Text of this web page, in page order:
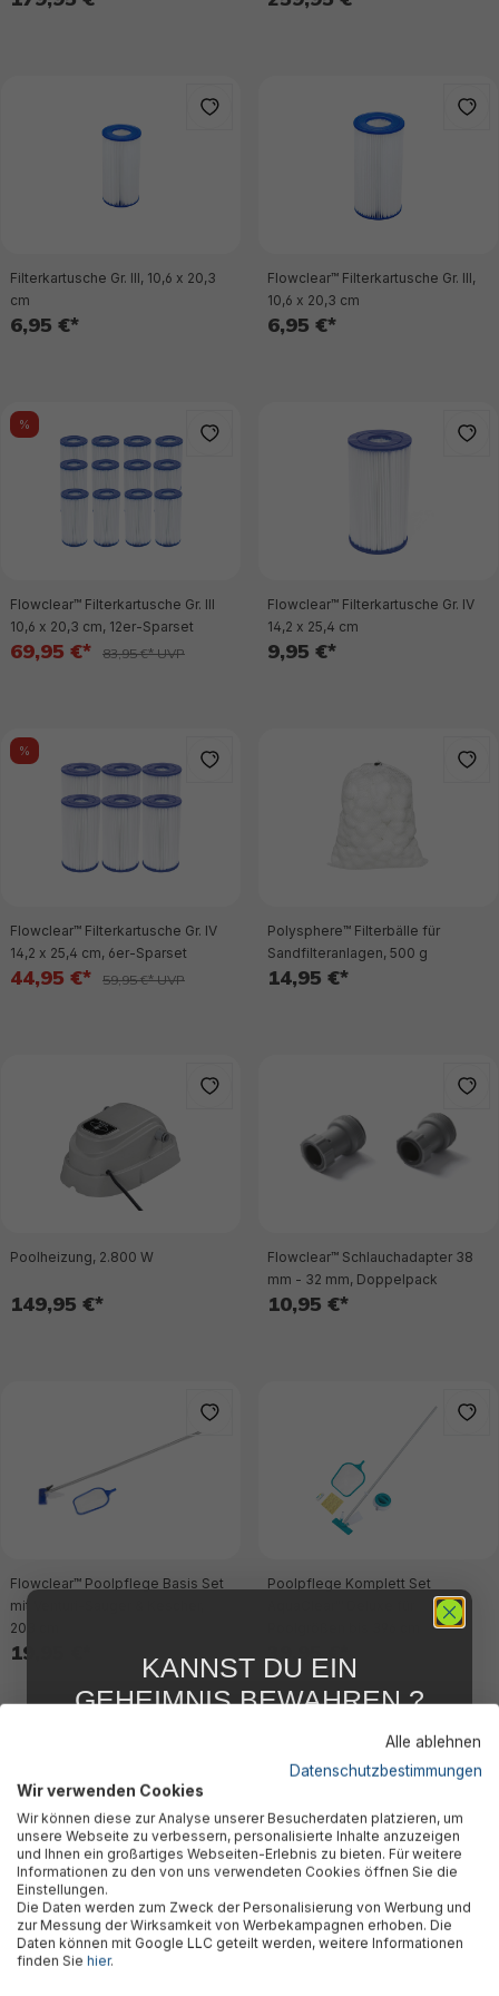
Filterkartusche Gr. III, 10,6 x 20,3
cm
6,95 €*
Flowclear™ Filterkartusche Gr. III,
10,6 x 20,3 cm
6,95 €*
%
Flowclear™ Filterkartusche Gr. III
10,6 x 20,3 cm, 12er-Sparset
69,95 €* 83,95 €* UVP
Flowclear™ Filterkartusche Gr. IV
14,2 x 25,4 cm
9,95 €*
%
Flowclear™ Filterkartusche Gr. IV
14,2 x 25,4 cm, 6er-Sparset
44,95 €* 59,95 €* UVP
Polysphere™ Filterbälle für
Sandfilteranlagen, 500 g
14,95 €*
Poolheizung, 2.800 W
149,95 €*
Flowclear™ Schlauchadapter 38
mm - 32 mm, Doppelpack
10,95 €*
Flowclear™ Poolpflege Basis Set
mit Venturi-Sauger & Kescher,
203 cm
19,95 €*
Poolpflege Komplett Set
39,95 €*
pumpenbetriebener Poolsauger
AquaPristine™ für Poolgrößen bis
Poolpflege-Set AquaClean™
Deluxe für Poolgrößen bis 610 cm
Alle ablehnen
Datenschutzbestimmungen
Wir verwenden Cookies
Wir können diese zur Analyse unserer Besucherdaten platzieren, um
unsere Webseite zu verbessern, personalisierte Inhalte anzuzeigen
und Ihnen ein großartiges Webseiten-Erlebnis zu bieten. Für weitere
Informationen zu den von uns verwendeten Cookies öffnen Sie die
Einstellungen.
Die Daten werden zum Zweck der Personalisierung von Werbung und
zur Messung der Wirksamkeit von Werbekampagnen erhoben. Die
Daten können mit Google LLC geteilt werden, weitere Informationen
finden Sie hier.
KANNST DU EIN
GEHEIMNIS BEWAHREN ?
FÜR DICH
Abonniere jetzt unseren kostenlosen
Newsletter, verpasse keine Neuigkeiten und
Aktionen mehr und sichere Dir 5 %
Willkommensrabatt auf nicht reduzierte Ware
bei Deiner ersten Bestellung !*
Email